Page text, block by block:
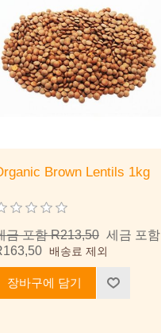
Brown Lentils 1kg
금 포함 R213,50 세금 포함
배송료 제외
장바구에 담기